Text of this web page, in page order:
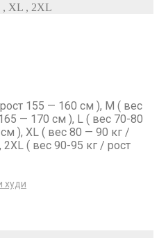
, XL , 2XL
155 — 160 см ), M ( вес
— 170 см ), L ( вес 70-80
), XL ( вес 80 — 90 кг /
( вес 90-95 кг / рост
худи